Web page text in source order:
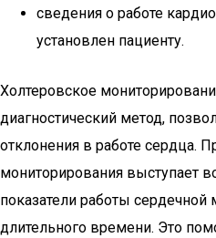
сведения о работе
установлен пациенту.
Холтеровское
диагностический метод,
отклонения в работе сердца.
мониторирования выступает
показатели работы
длительного времени. Это